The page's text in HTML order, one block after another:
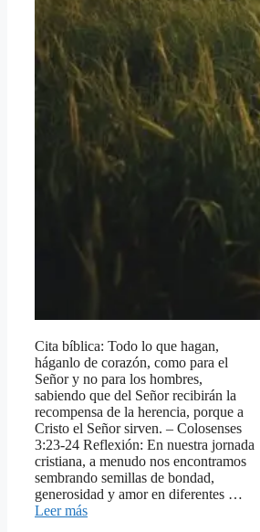
Cita bíblica: Todo lo que hagan,
háganlo de corazón, como para el
Señor y no para los hombres,
sabiendo que del Señor recibirán la
recompensa de la herencia, porque a
Cristo el Señor sirven. – Colosenses
3:23-24 Reflexión: En nuestra jornada
cristiana, a menudo nos encontramos
sembrando semillas de bondad,
generosidad y amor en diferentes …
Leer más